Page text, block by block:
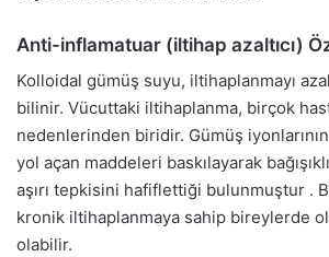
Anti-inflamatuar (iltihap azaltıcı)
Kolloidal gümüş suyu, iltihaplanmayı
bilinir. Vücuttaki iltihaplanma, birçok
nedenlerinden biridir. Gümüş
yol açan maddeleri baskılayarak
aşırı tepkisini hafiflettiği bulunmuştur .
kronik iltihaplanmaya sahip bireylerde
olabilir.